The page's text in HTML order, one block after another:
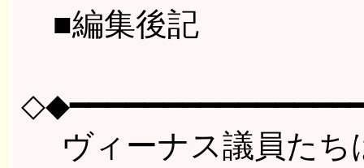
■編集後記
ヴィーナス議員たち